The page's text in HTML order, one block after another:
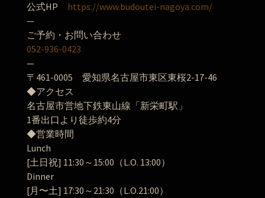
公式HP https://www.budoutei-nagoya.com/
—
ご予約・お問い合わせ
052-936-0423
—
〒461-0005 愛知県名古屋市東区東桜2-17-46
◆アクセス
名古屋市営地下鉄東山線「新栄町駅」
1番出口より徒歩約4分
◆営業時間
Lunch
[土日祝] 11:30～15:00（L.O. 13:00）
Dinner
[月〜土] 17:30～21:30（L.O.21:00）